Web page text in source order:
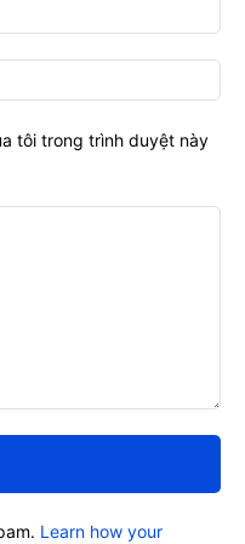
tôi trong trình duyệt này
Learn how your